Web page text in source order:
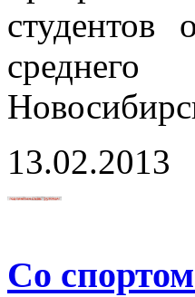
студентов
13.02.2013
Со